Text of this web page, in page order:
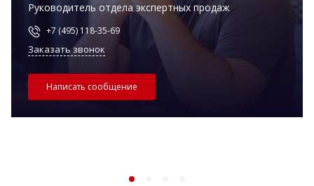
Руководитель отдела экспертных продаж
+7 (495) 118-35-69
Заказать звонок
Написать сообщение